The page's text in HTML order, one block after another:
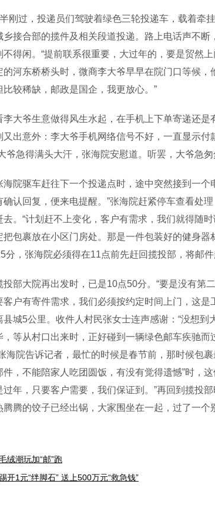
过，投递员们驾驶着绿色三轮投递车，载着牵
乡接合部的揽件及相关段道投递。路上电话声不
不得闲。“提前联系很重要，大过年的，要是贸然
的河东桥桥头时，微商李大爷早早在院门口等候
比较稀缺，邮政是国企，我更放心。”
爷生意做得风生水起，在手机上下单寄递还是
又出意外：李大爷手机网络信号不好，一直显示
爷急得满头大汗，张海院安慰道。听罢，大爷急
驱车赶往下一个投递点时，途中突然接到一个
确认回复，便来电提醒。”张海院赶紧停车查看处
去。“计划赶不上变化，客户有需求，我们就得随
把包裹放在小区门房处。那是一件包装好的健身
分，张海院必须得在11点前先赶回揽投部，将邮
大院再出发时，已是10点50分。“要是没有第
客户有寄件需求，我们必须按约定时间上门，这
县城5公里。收件人村民张女士连声感谢：“没想
，等从村口出来时，正好碰到一辆绿色邮车疾驰
海院告诉记者，最忙的时候是春节前，那时候包
件，不能陪家人吃团圆饭，有没有觉得遗憾”时，
过年，只要客户需要，我们保证到。”再回到揽投
腾腾的饺子已经出锅，大家围坐在一起，过了一个
绒潮玩加“邮”跑
踢开1元“绊脚石” 送上500万元“救急钱”